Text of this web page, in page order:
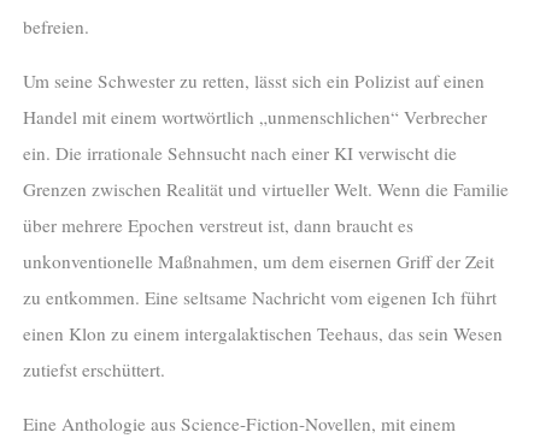
befreien.
Um seine Schwester zu retten, lässt sich ein Polizist auf einen
Handel mit einem wortwörtlich „unmenschlichen“ Verbrecher
ein. Die irrationale Sehnsucht nach einer KI verwischt die
Grenzen zwischen Realität und virtueller Welt. Wenn die Familie
über mehrere Epochen verstreut ist, dann braucht es
unkonventionelle Maßnahmen, um dem eisernen Griff der Zeit
zu entkommen. Eine seltsame Nachricht vom eigenen Ich führt
einen Klon zu einem intergalaktischen Teehaus, das sein Wesen
zutiefst erschüttert.
Eine Anthologie aus Science-Fiction-Novellen, mit einem